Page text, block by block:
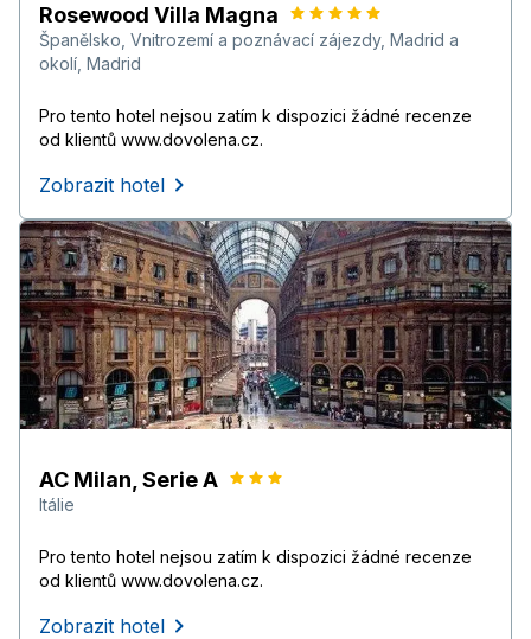
Rosewood Villa Magna
Španělsko Vnitrozemí a poznávací zájezdy, Madrid a
okolí Madrid
Pro tento hotel nejsou zatím k dispozici žádné recenze
od klientů www.dovolena.cz.
Zobrazit hotel
AC Milan, Serie A
Itálie
Pro tento hotel nejsou zatím k dispozici žádné recenze
od klientů www.dovolena.cz.
Zobrazit hotel